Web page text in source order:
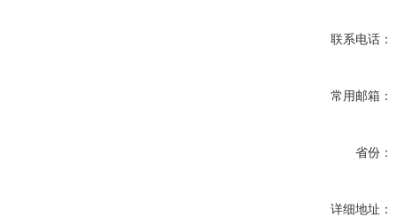
联系电话：
常用邮箱：
省份：
详细地址：